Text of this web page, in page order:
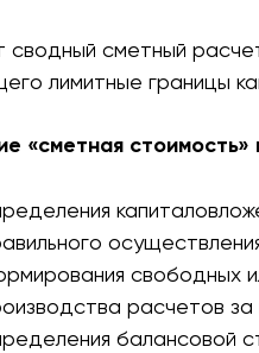
сводный сметный
лимитные границы
«сметная
свободных
расчетов
балансовой